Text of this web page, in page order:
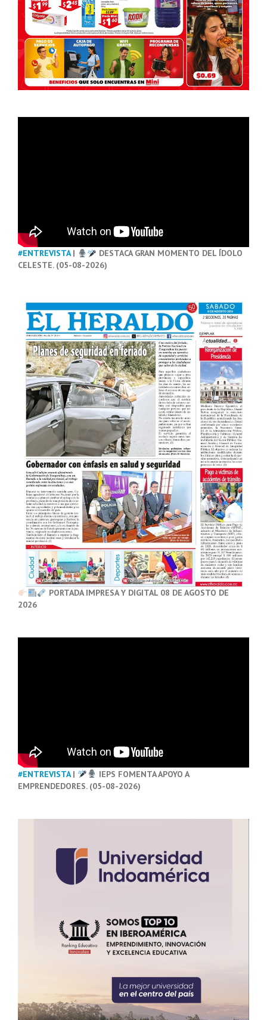
#ENTREVISTA|
DESTACA GRAN MOMENTO DEL ÍDOLO
CELESTE. (05-08-2026)
PORTADA IMPRESA Y DIGITAL 08 DE AGOSTO DE
2026
#ENTREVISTA|
IEPS FOMENTA APOYO A
EMPRENDEDORES. (05-08-2026)